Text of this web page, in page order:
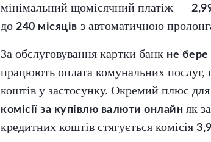
мінімальний щомісячний платіж —
до 240 місяців з автоматичною
За обслуговування картки банк не бере
працюють оплата комунальних послуг,
коштів у застосунку. Окремий плюс
комісії за купівлю валюти онлайн як
кредитних коштів стягується комісія